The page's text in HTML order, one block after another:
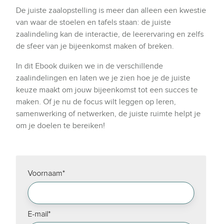
De juiste zaalopstelling is meer dan alleen een kwestie
van waar de stoelen en tafels staan: de juiste
zaalindeling kan de interactie, de leerervaring en zelfs
de sfeer van je bijeenkomst maken of breken.
In dit Ebook duiken we in de verschillende
zaalindelingen en laten we je zien hoe je de juiste
keuze maakt om jouw bijeenkomst tot een succes te
maken. Of je nu de focus wilt leggen op leren,
samenwerking of netwerken, de juiste ruimte helpt je
om je doelen te bereiken!
Voornaam*
E-mail*